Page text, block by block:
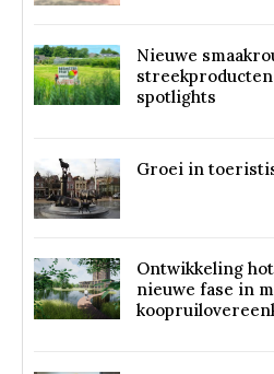
Nieuwe
spotlights
Groei in
Ontwikkeling
nieuwe fase in